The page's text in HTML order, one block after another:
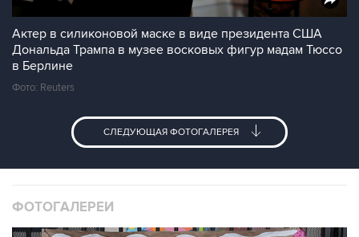
Актер в силиконовой маске в виде президента США
Дональда Трампа в музее восковых фигур мадам Тюссо
в Берлине
Фото: Reuters
СЛЕДУЮЩАЯ ФОТОГАЛЕРЕЯ
ФОТОГАЛЕРЕИ